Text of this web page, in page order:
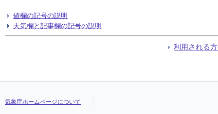
値欄の記号の説明
天気欄と記事欄の記号の説明
利用される
気象庁ホームページについて